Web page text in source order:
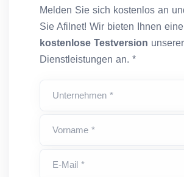
Melden Sie sich kostenlos an
Sie Afilnet! Wir bieten Ihnen eine
kostenlose Testversion unserer
Dienstleistungen an. *
Unternehmen *
Vorname *
E-Mail *